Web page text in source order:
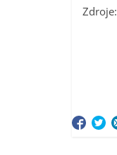
Zdroje: